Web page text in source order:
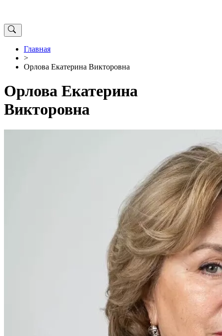
Главная
>
Орлова Екатерина Викторовна
Орлова Екатерина
Викторовна